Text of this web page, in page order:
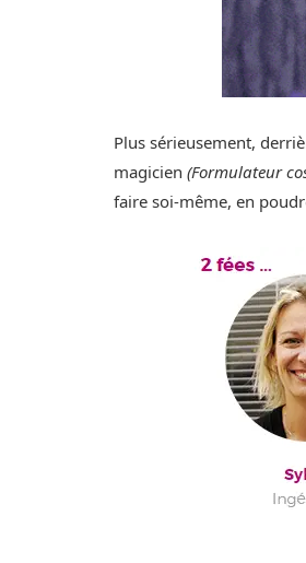
Plus sérieusement,
magicien(Formulateur
faire soi-même, en